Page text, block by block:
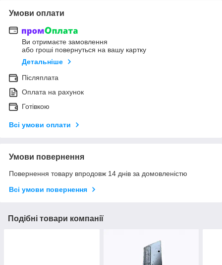
Умови оплати
Ви отримаєте замовлення
або гроші повернуться на вашу картку
Детальніше
Післяплата
Оплата на рахунок
Готівкою
Всі умови оплати
Умови повернення
Повернення товару впродовж 14 днів за домовленістю
Всі умови повернення
Подібні товари компанії